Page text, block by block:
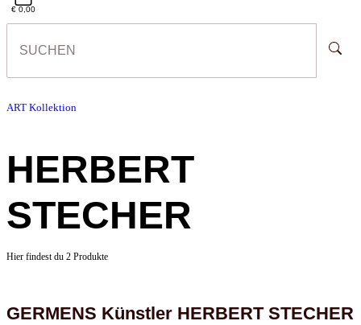
€ 0,00
ART Kollektion
HERBERT
STECHER
Hier findest du 2 Produkte
GERMENS Künstler HERBERT STECHER